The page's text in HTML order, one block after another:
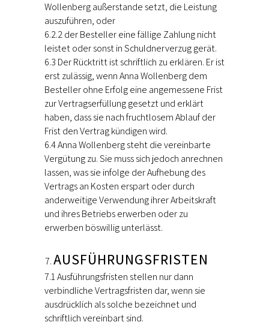
Wollenberg außerstande setzt, die Leistung
auszuführen, oder
6.2.2 der Besteller eine fällige Zahlung nicht
leistet oder sonst in Schuldnerverzug gerät.
6.3 Der Rücktritt ist schriftlich zu erklären. Er ist
erst zulässig, wenn Anna Wollenberg dem
Besteller ohne Erfolg eine angemessene Frist
zur Vertragserfüllung gesetzt und erklärt
haben, dass sie nach fruchtlosem Ablauf der
Frist den Vertrag kündigen wird.
6.4 Anna Wollenberg steht die vereinbarte
Vergütung zu. Sie muss sich jedoch anrechnen
lassen, was sie infolge der Aufhebung des
Vertrags an Kosten erspart oder durch
anderweitige Verwendung ihrer Arbeitskraft
und ihres Betriebs erwerben oder zu
erwerben böswillig unterlässt.
AUSFÜHRUNGSFRISTEN
7.1 Ausführungsfristen stellen nur dann
verbindliche Vertragsfristen dar, wenn sie
ausdrücklich als solche bezeichnet und
schriftlich vereinbart sind.